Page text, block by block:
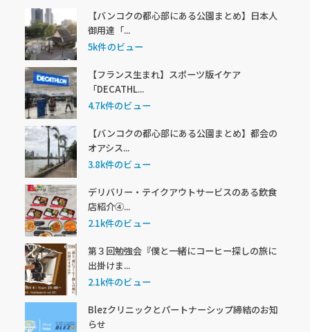
【バンコクの都心部にある公園まとめ】日本人
御用達「...
5k件のビュー
【フランス生まれ】スポーツ版イケア
「DECATHL...
4.7k件のビュー
【バンコクの都心部にある公園まとめ】都会の
オアシス...
3.8k件のビュー
デリバリー・テイクアウトサービスのある飲食
店紹介④...
2.1k件のビュー
第３回勉強会『僕と一緒にコーヒー探しの旅に
出掛けま...
2.1k件のビュー
Blezクリニックとパートナーシップ締結のお知
らせ